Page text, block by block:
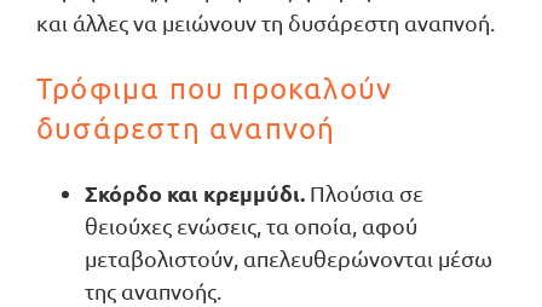
και άλλες να μειώνουν τη δυσάρεστη αναπνοή.
Τρόφιμα που προκαλούν
δυσάρεστη αναπνοή
Σκόρδο και κρεμμύδι.Πλούσια σε
θειούχες ενώσεις, τα οποία, αφού
μεταβολιστούν, απελευθερώνονται μέσω
της αναπνοής.